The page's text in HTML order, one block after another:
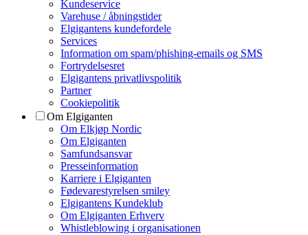
Kundeservice
Varehuse / åbningstider
Elgigantens kundefordele
Services
Information om spam/phishing-emails og SMS
Fortrydelsesret
Elgigantens privatlivspolitik
Partner
Cookiepolitik
Om Elgiganten
Om Elkjøp Nordic
Om Elgiganten
Samfundsansvar
Presseinformation
Karriere i Elgiganten
Fødevarestyrelsen smiley
Elgigantens Kundeklub
Om Elgiganten Erhverv
Whistleblowing i organisationen